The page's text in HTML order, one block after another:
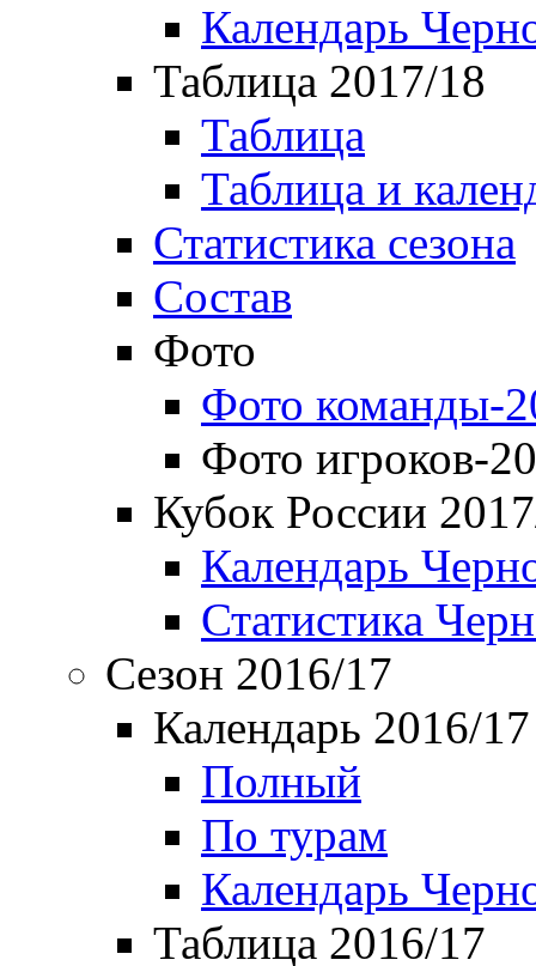
Календарь
Таблица 2017/18
Таблица
Таблица и
Статистика сезона
Состав
Фото
Фото команды-
Фото игроков-
Кубок России
Календарь
Статистика
Сезон 2016/17
Календарь 2016/17
Полный
По турам
Календарь
Таблица 2016/17